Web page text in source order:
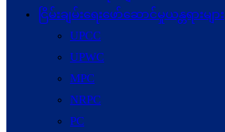
ငြိမ်းချမ်းရေးဖော်‌ဆောင်မှုယန္တရားများ
UPCC
UPWC
MPC
NRPC
PC